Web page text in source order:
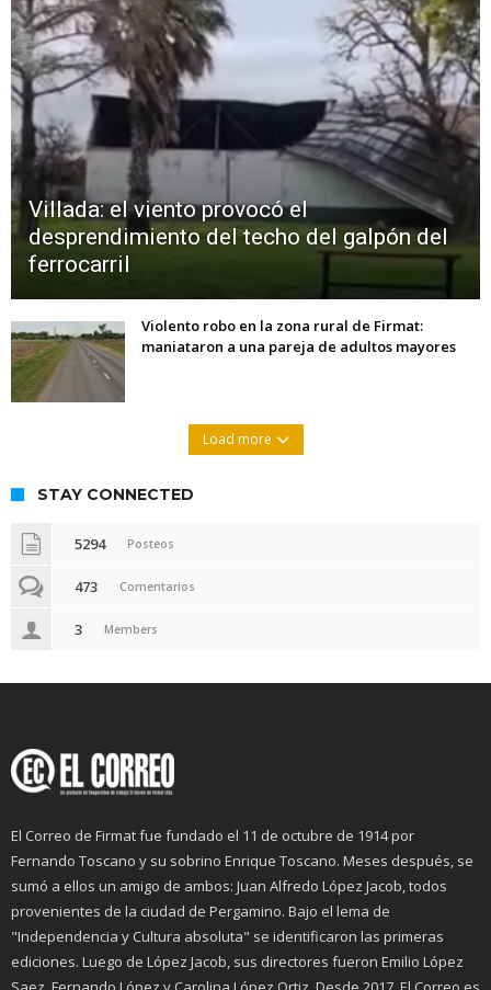
Villada: el viento provocó el
desprendimiento del techo del galpón del
ferrocarril
Violento robo en la zona rural de Firmat:
maniataron a una pareja de adultos mayores
Load more
STAY CONNECTED
5294 Posteos
473 Comentarios
3 Members
El Correo de Firmat fue fundado el 11 de octubre de 1914 por
Fernando Toscano y su sobrino Enrique Toscano. Meses después, se
sumó a ellos un amigo de ambos: Juan Alfredo López Jacob, todos
provenientes de la ciudad de Pergamino. Bajo el lema de
"Independencia y Cultura absoluta" se identificaron las primeras
ediciones. Luego de López Jacob, sus directores fueron Emilio López